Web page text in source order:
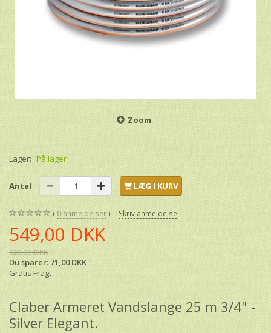
Zoom
Lager: På lager
Antal LÆG I KURV
0 anmeldelser Skriv anmeldelse
549,00 DKK
620,00 DKK
Du sparer: 71,00 DKK
Gratis Fragt
Claber Armeret Vandslange 25 m 3/4" -
Silver Elegant.